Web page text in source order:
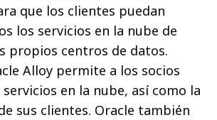
que los clientes puedan
los servicios en la nube de
propios centros de datos.
Alloy permite a los socios
en la nube, así como la
sus clientes. Oracle también